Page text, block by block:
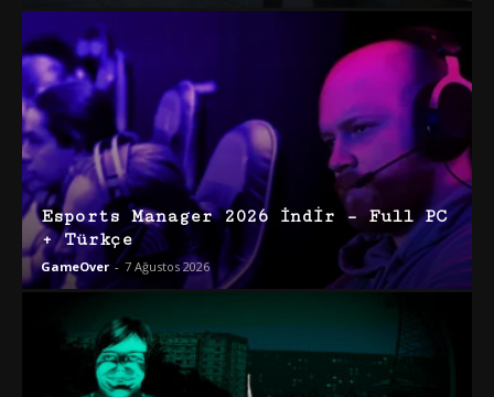
Esports Manager 2026 İndir – Full PC
+ Türkçe
GameOver - 7 Ağustos 2026